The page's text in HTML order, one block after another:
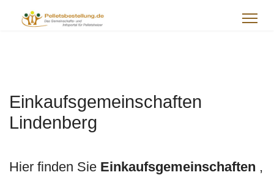
Einkaufsgemeinschaften
Lindenberg
Hier finden Sie Einkaufsgemeinschaften ,